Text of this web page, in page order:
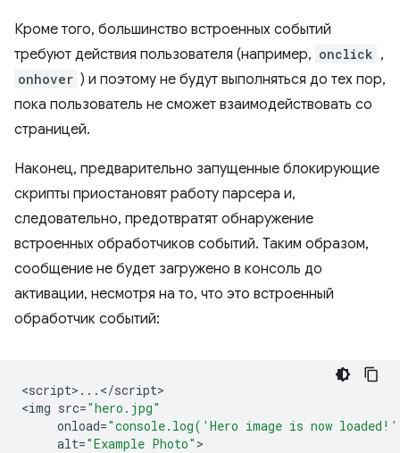
Кроме того, большинство встроенных событий
требуют действия пользователя (например, onclick ,
onhover ) и поэтому не будут выполняться до тех пор,
пока пользователь не сможет взаимодействовать со
страницей.
Наконец, предварительно запущенные блокирующие
скрипты приостановят работу парсера и,
следовательно, предотвратят обнаружение
встроенных обработчиков событий. Таким образом,
сообщение не будет загружено в консоль до
активации, несмотря на то, что это встроенный
обработчик событий:
<script> ... </script>
<img src="hero.jpg"
onload="console.log('Hero image is now
alt="Example Photo"